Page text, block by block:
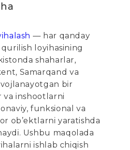
— har qanday
loyihasining
shaharlar,
Samarqand va
bir
va inshootlarni
funksional va
ob’ektlarni yaratishda
Ushbu maqolada
ishlab chiqish